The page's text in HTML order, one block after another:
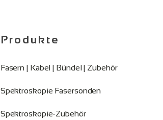
Produkte
Fasern | Kabel | Bündel | Zubehör
Spektroskopie Fasersonden
Spektroskopie-Zubehör